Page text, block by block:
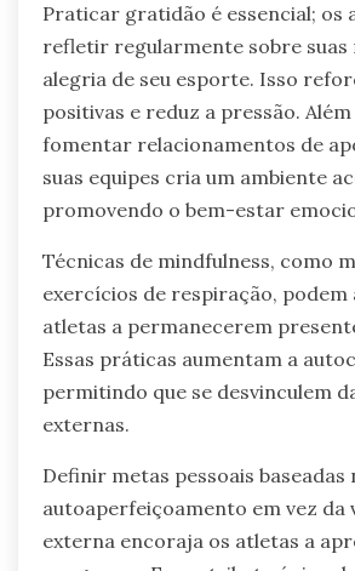
Praticar gratidão é essencial; os
refletir regularmente sobre suas
alegria de seu esporte. Isso
positivas e reduz a pressão. Além
fomentar relacionamentos de
suas equipes cria um ambiente
promovendo o bem-estar
Técnicas de mindfulness, como
exercícios de respiração, podem
atletas a permanecerem
Essas práticas aumentam a
permitindo que se desvinculem
externas.
Definir metas pessoais baseadas
autoaperfeiçoamento em vez da
externa encoraja os atletas a